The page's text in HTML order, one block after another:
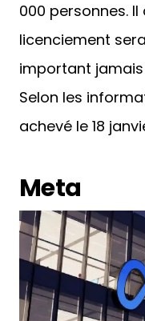
000 personnes.
licenciement
important
Selon les
achevé le 18
Meta